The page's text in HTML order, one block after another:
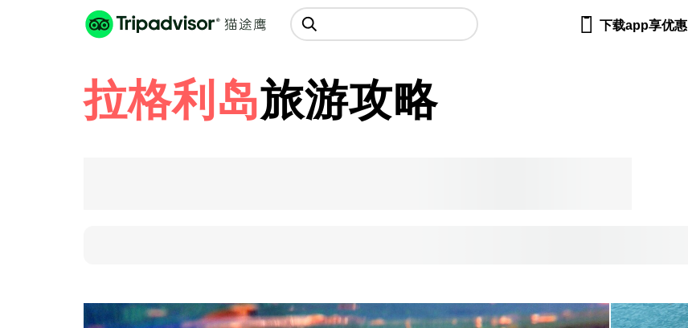
猫途鹰:景点、酒店、美食十亿条
点评
 下载app享优惠
拉格利岛旅游攻略